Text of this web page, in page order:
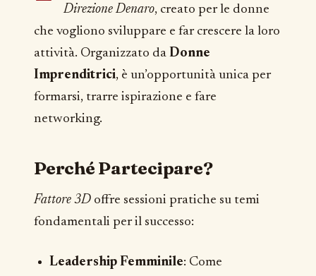
Direzione Denaro, creato per le donne
che vogliono sviluppare e far crescere la loro
attività. Organizzato da Donne
Imprenditrici, è un’opportunità unica per
formarsi, trarre ispirazione e fare
networking.
Perché Partecipare?
Fattore 3D offre sessioni pratiche su temi
fondamentali per il successo:
Leadership Femminile: Come